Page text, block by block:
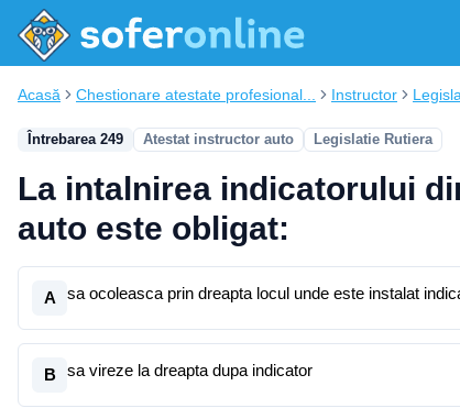
Acasă Chestionare atestate profesional... Instructor
Întrebarea 249 Atestat instructor auto Legislatie Rutiera
La intalnirea indicatorului
auto este obligat:
A sa ocoleasca prin dreapta locul unde este instalat
B sa vireze la dreapta dupa indicator